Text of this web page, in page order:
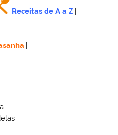
Receitas de A a Z